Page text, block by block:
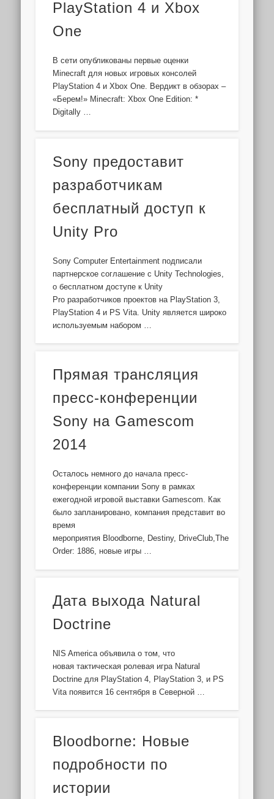
PlayStation 4 и Xbox
One
В сети опубликованы первые оценки
Minecraft для новых игровых консолей
PlayStation 4 и Xbox One. Вердикт в обзорах –
«Берем!» Minecraft: Xbox One Edition: *
Digitally …
Sony предоставит
разработчикам
бесплатный доступ к
Unity Pro
Sony Computer Entertainment подписали
партнерское соглашение с Unity Technologies,
о бесплатном доступе к Unity
Pro разработчиков проектов на PlayStation 3,
PlayStation 4 и PS Vita. Unity является широко
используемым набором …
Прямая трансляция
пресс-конференции
Sony на Gamescom
2014
Осталось немного до начала пресс-
конференции компании Sony в рамках
ежегодной игровой выставки Gamescom. Как
было запланировано, компания представит во
время
мероприятия Bloodborne, Destiny, DriveClub,The
Order: 1886, новые игры …
Дата выхода Natural
Doctrine
NIS America объявила о том, что
новая тактическая ролевая игра Natural
Doctrine для PlayStation 4, PlayStation 3, и PS
Vita появится 16 сентября в Северной …
Bloodborne: Новые
подробности по
истории